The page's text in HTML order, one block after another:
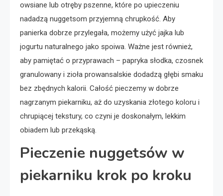
owsiane lub otręby pszenne, które po upieczeniu
nadadzą nuggetsom przyjemną chrupkość. Aby
panierka dobrze przylegała, możemy użyć jajka lub
jogurtu naturalnego jako spoiwa. Ważne jest również,
aby pamiętać o przyprawach – papryka słodka, czosnek
granulowany i zioła prowansalskie dodadzą głębi smaku
bez zbędnych kalorii. Całość pieczemy w dobrze
nagrzanym piekarniku, aż do uzyskania złotego koloru i
chrupiącej tekstury, co czyni je doskonałym, lekkim
obiadem lub przekąską.
Pieczenie nuggetsów w
piekarniku krok po kroku